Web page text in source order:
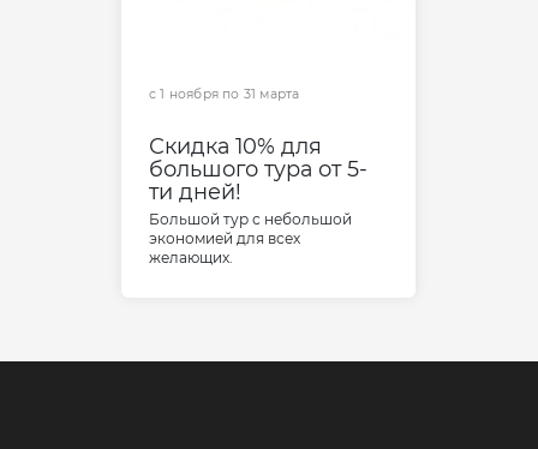
с 1 ноября по 31 мартa
Скидка 10% для
большого тура от 5-
ти дней!
Большой тур с небольшой
экономией для всех
желающих.